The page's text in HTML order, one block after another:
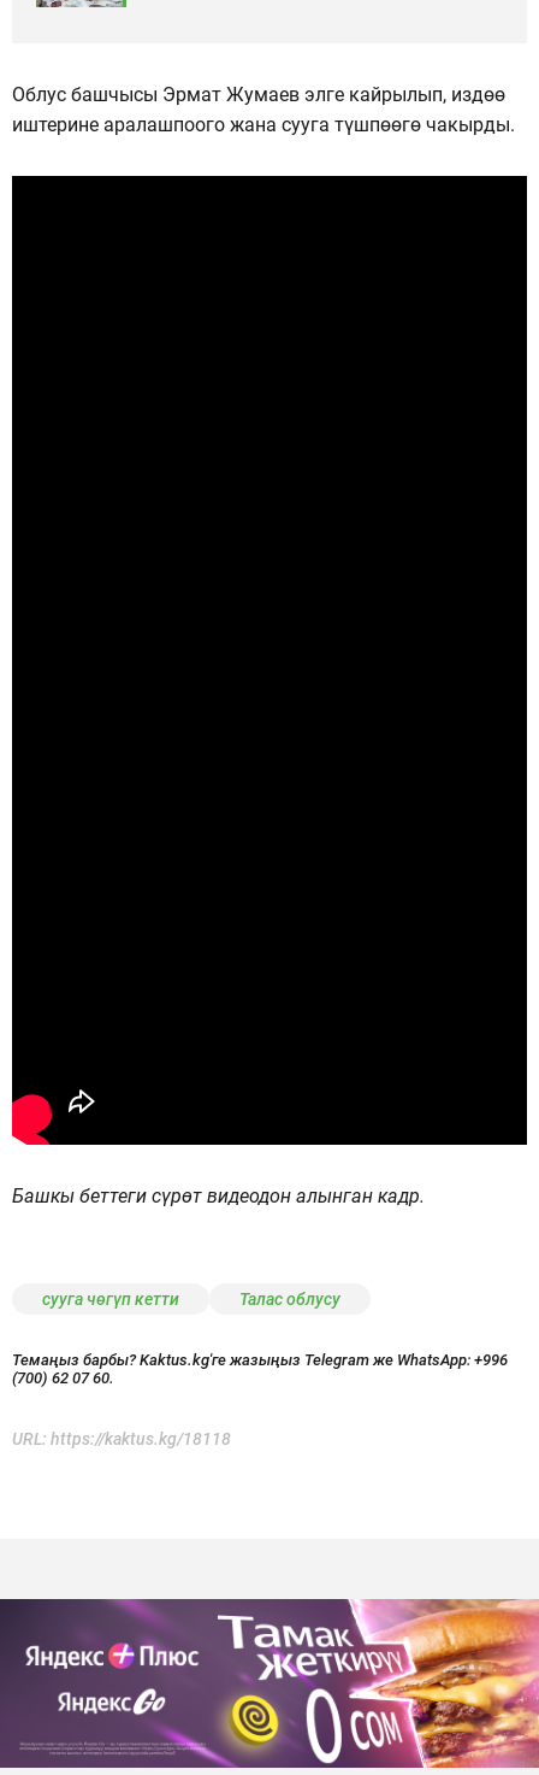
Облус башчысы Эрмат Жумаев элге кайрылып, издөө
иштерине аралашпоого жана сууга түшпөөгө чакырды.
Башкы беттеги сүрөт видеодон алынган кадр.
сууга чөгүп кетти Талас облусу
Темаңыз барбы? Kaktus.kg'ге жазыңыз Telegram же WhatsApp: +996
(700) 62 07 60.
URL: https://kaktus.kg/18118